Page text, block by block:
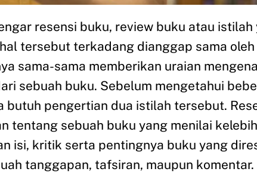
resensi buku, review buku atau istilah
tersebut terkadang dianggap sama
sama-sama memberikan uraian
sebuah buku. Sebelum mengetahui
pengertian dua istilah tersebut.
tentang sebuah buku yang menilai
isi, kritik serta pentingnya buku yang
tanggapan, tafsiran, maupun komentar.